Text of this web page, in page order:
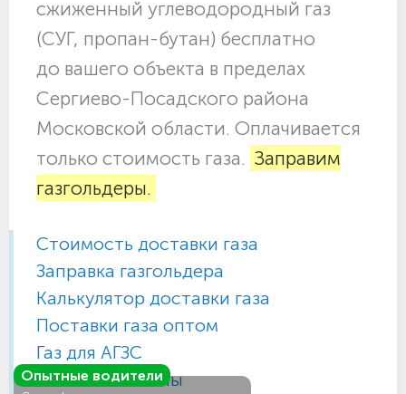
сжиженный углеводородный газ
(СУГ, пропан-бутан) бесплатно
до вашего объекта в пределах
Сергиево-Посадского района
Московской области. Оплачивается
только стоимость газа. Заправим
газгольдеры.
Стоимость доставки газа
Заправка газгольдера
Калькулятор доставки газа
Поставки газа оптом
Газ для АГЗС
Газовые баллоны
Опытные водители